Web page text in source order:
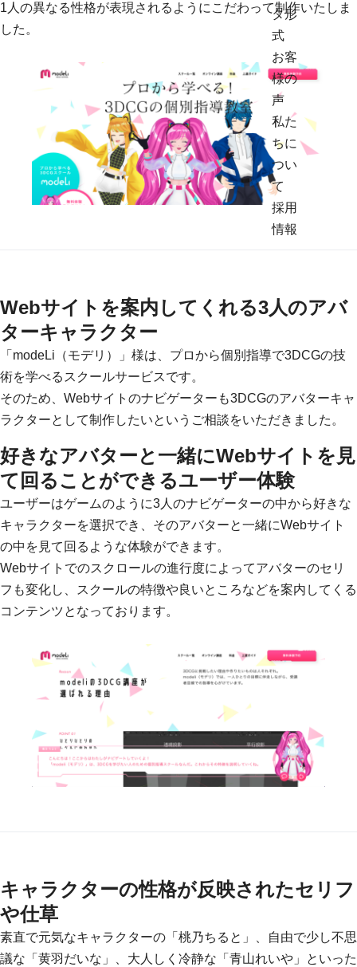
タ形
式
お客
様の
声
私た
ちに
つい
て
採用
情報
1人の異なる性格が表現されるようにこだわって制作いたしま
した。
Webサイトを案内してくれる3人のアバ
ターキャラクター
「 modeLi（モデリ）
」様は、プロから個別指導で3DCGの技
術を学べるスクールサービスです。
そのため、Webサイトのナビゲーターも3DCGのアバターキャ
ラクターとして制作したいというご相談をいただきました。
好きなアバターと一緒にWebサイトを見
て回ることができるユーザー体験
ユーザーはゲームのように3人のナビゲーターの中から好きな
キャラクターを選択でき、そのアバターと一緒にWebサイト
の中を見て回るような体験ができます。
Webサイトでのスクロールの進行度によってアバターのセリ
フも変化し、スクールの特徴や良いところなどを案内してくる
コンテンツとなっております。
キャラクターの性格が反映されたセリフ
や仕草
素直で元気なキャラクターの「桃乃ちると」、自由で少し不思
議な「黄羽だいな」、大人しく冷静な「青山れいや」といった